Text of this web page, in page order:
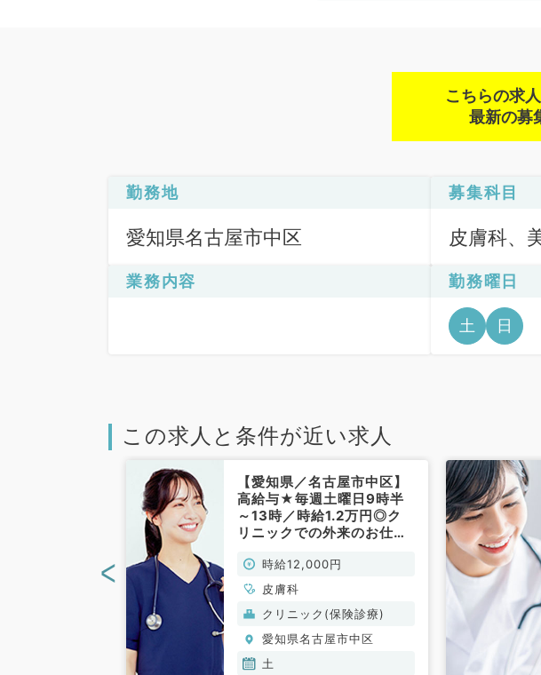
こちらの求
最新の募
勤務地
愛知県名古屋市中区
募集科目
皮膚科、
業務内容 勤務曜日
土 日
この求人と条件が近い求人
【愛知県／名古屋市中区】
高給与★毎週土曜日9時半
～13時／時給1.2万円◎ク
リニックでの外来のお仕事
時給12,000円
皮膚科
クリニック(保険診療)
愛知県名古屋市中区
土
<